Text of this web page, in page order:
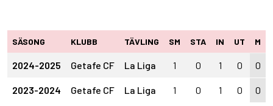
SÄSONG KLUBB TÄVLING SM STA IN UT M
2024-2025 Getafe CF La Liga 1 0 1 0 0
2023-2024 Getafe CF La Liga 1 0 1 0 0